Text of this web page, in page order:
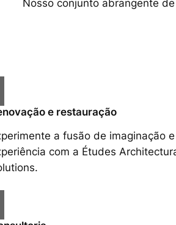
Nosso conjunto abrangente
e restauração
a fusão de imaginação e
com a Études